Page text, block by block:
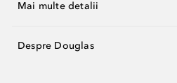
Mai multe detalii
Despre Douglas